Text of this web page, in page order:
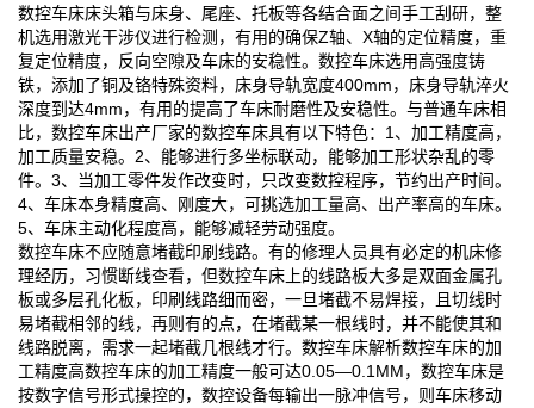
数控车床床头箱与床身、尾座、托板等各结合面之间手工刮研，整
机选用激光干涉仪进行检测，有用的确保Z轴、X轴的定位精度，重
复定位精度，反向空隙及车床的安稳性。数控车床选用高强度铸
铁，添加了铜及铬特殊资料，床身导轨宽度400mm，床身导轨淬火
深度到达4mm，有用的提高了车床耐磨性及安稳性。与普通车床相
比，数控车床出产厂家的数控车床具有以下特色：1、加工精度高，
加工质量安稳。2、能够进行多坐标联动，能够加工形状杂乱的零
件。3、当加工零件发作改变时，只改变数控程序，节约出产时间。
4、车床本身精度高、刚度大，可挑选加工量高、出产率高的车床。
5、车床主动化程度高，能够减轻劳动强度。
数控车床不应随意堵截印刷线路。有的修理人员具有必定的机床修
理经历，习惯断线查看，但数控车床上的线路板大多是双面金属孔
板或多层孔化板，印刷线路细而密，一旦堵截不易焊接，且切线时
易堵截相邻的线，再则有的点，在堵截某一根线时，并不能使其和
线路脱离，需求一起堵截几根线才行。数控车床解析数控车床的加
工精度高数控车床的加工精度一般可达0.05—0.1MM，数控车床是
按数字信号形式操控的，数控设备每输出一脉冲信号，则车床移动